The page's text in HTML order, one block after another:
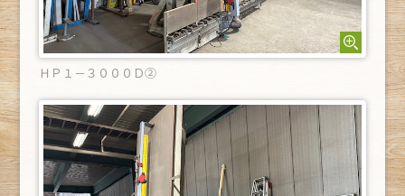
ＨＰ１－３０００Ｄ②